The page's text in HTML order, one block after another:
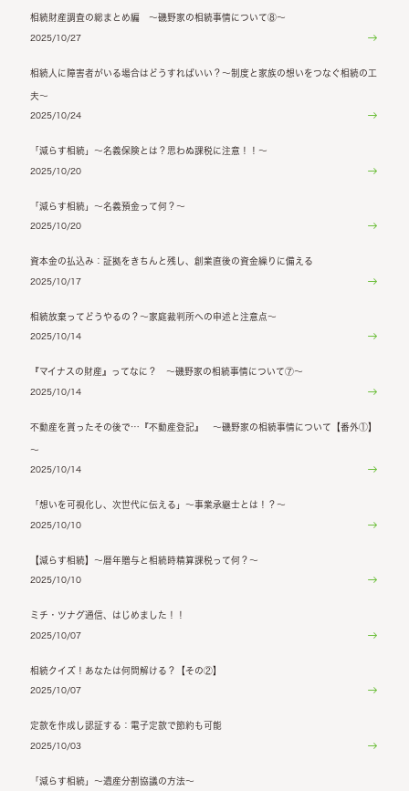
相続財産調査の総まとめ編 ～磯野家の相続事情について⑧～
2025/10/27
相続人に障害者がいる場合はどうすればいい？～制度と家族の想いをつなぐ相続の工
夫～
2025/10/24
「減らす相続」～名義保険とは？思わぬ課税に注意！！～
2025/10/20
「減らす相続」～名義預金って何？～
2025/10/20
資本金の払込み：証拠をきちんと残し、創業直後の資金繰りに備える
2025/10/17
相続放棄ってどうやるの？～家庭裁判所への申述と注意点～
2025/10/14
『マイナスの財産』ってなに？ ～磯野家の相続事情について⑦～
2025/10/14
不動産を貰ったその後で…『不動産登記』 ～磯野家の相続事情について【番外①】
～
2025/10/14
「想いを可視化し、次世代に伝える」～事業承継士とは！？～
2025/10/10
【減らす相続】～暦年贈与と相続時精算課税って何？～
2025/10/10
ミチ・ツナグ通信、はじめました！！
2025/10/07
相続クイズ！あなたは何問解ける？【その②】
2025/10/07
定款を作成し認証する：電子定款で節約も可能
2025/10/03
「減らす相続」～遺産分割協議の方法～